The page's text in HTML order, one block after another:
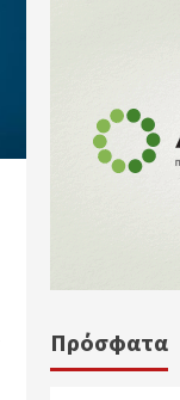
Πρόσφατα